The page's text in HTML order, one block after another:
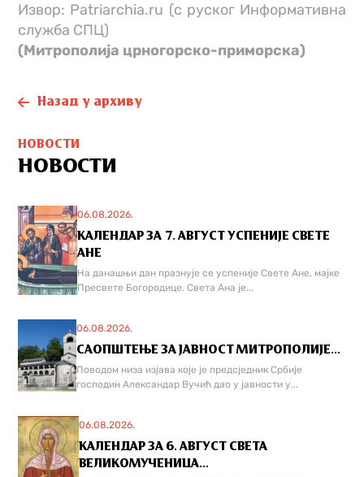
Извор: Patriarchia.ru (с руског Информативна
служба СПЦ)
(Митрополија црногорско-приморска)
Назад у архиву
НОВОСТИ
НОВОСТИ
06.08.2026.
КАЛЕНДАР ЗА 7. АВГУСТ УСПЕНИЈЕ СВЕТЕ
АНЕ
На данашњи дан празнује се успеније Свете Ане, мајке
Пресвете Богородице. Света Ана је...
06.08.2026.
САОПШТЕЊЕ ЗА ЈАВНОСТ МИТРОПОЛИЈЕ...
Поводом низа изјава које је предсједник Србије
господин Александар Вучић дао у јавности у...
06.08.2026.
КАЛЕНДАР ЗА 6. АВГУСТ СВЕТА
ВЕЛИКОМУЧЕНИЦА...